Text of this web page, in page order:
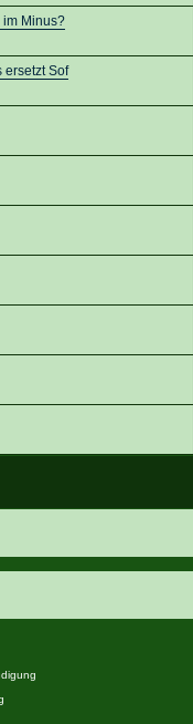
Minus?
ersetzt Sof